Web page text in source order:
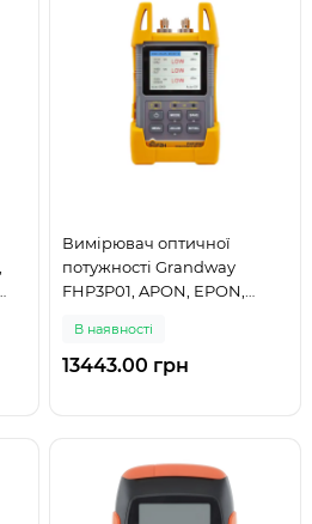
Вимірювач оптичної
потужності Grandway
FHP3P01, APON, EPON,
нмВ наявності
13443.00 грн